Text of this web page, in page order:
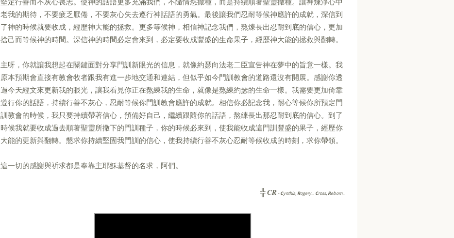
老我的期待，不要疲乏厭倦，不要灰心失去遵行神話語的勇氣。最後讓我們忍耐等候神應許的成就，深信到
了神的時候就要收成，經歷神大能的拯救。更多等候神，相信神記念我們，熬煉長出忍耐到底的信心，更加
捨己而等候神的時間。深信神的時間必定會來到，必定要收成豐盛的生命果子，經歷神大能的拯救與翻轉。
主呀，你就讓我想起在關鍵面對分享門訓新眼光的信息，就像約瑟向法老二臣宣告神在夢中的旨意一樣。我
原本預期會直接有教會牧者跟我有進一步地交通和連結，但似乎如今門訓教會的道路還沒有開展。感謝你透
過今天經文來更新我的眼光，讓我看見你正在熬練我的生命，就像是熬練約瑟的生命一樣。我需要更加倚靠
遵行你的話語，持續行善不灰心，忍耐等候你門訓教會應許的成就。相信你必記念我，耐心等候你所預定門
訓教會的時候，我只要持續帶著信心，預備好自己，繼續跟隨你的話語，熬練長出那忍耐到底的信心。到了
時候我就要收成過去順著聖靈所撒下的門訓種子，你的時候必來到，使我能收成這門訓豐盛的果子，經歷你
大能的更新與翻轉。懇求你持續堅固我門訓的信心，使我持續行善不灰心忍耐等候收成的時刻，求你帶領。
這一切的感謝與祈求都是奉靠主耶穌基督的名求，阿們。
╬CR -Cynthia, Rogery... Cross, Reborn...